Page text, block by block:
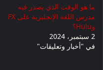
ما هو الوقت الذي يصدر فيه
مدرس اللغة الإنجليزية على FX
وHulu؟
2 سبتمبر، 2024
في "أخبار وتعليقات"